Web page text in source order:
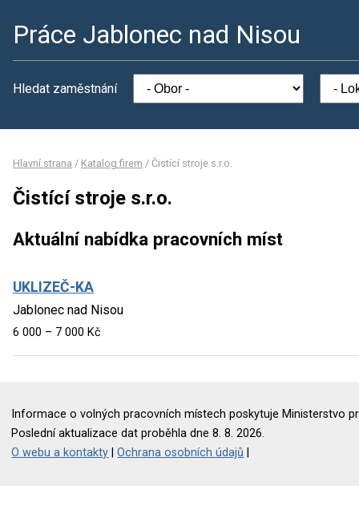
Práce Jablonec nad Nisou
Hledat zaměstnání
Hlavní strana / Katalog firem / Čistící stroje s.r.o.
Čistící stroje s.r.o.
Aktuální nabídka pracovních míst
UKLIZEČ-KA
Jablonec nad Nisou
6 000 – 7 000 Kč
Informace o volných pracovních místech poskytuje Ministerstvo
Poslední aktualizace dat proběhla dne 8. 8. 2026.
O webu a kontakty |Ochrana osobních údajů